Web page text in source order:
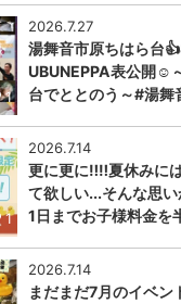
1
2026.7.27
湯舞音市原ちはら台
UBUNEPPA表公開☺
台でととのう～#湯
1
2026.7.14
更に更に‼️‼️夏休みに
て欲しい...そんな思
1日までお子様料金を
2026.7.14
まだまだ7月のイベン